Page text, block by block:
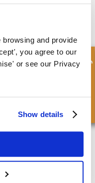
and provide
you agree to our
or see our Privacy
Show details Schnellanfrage